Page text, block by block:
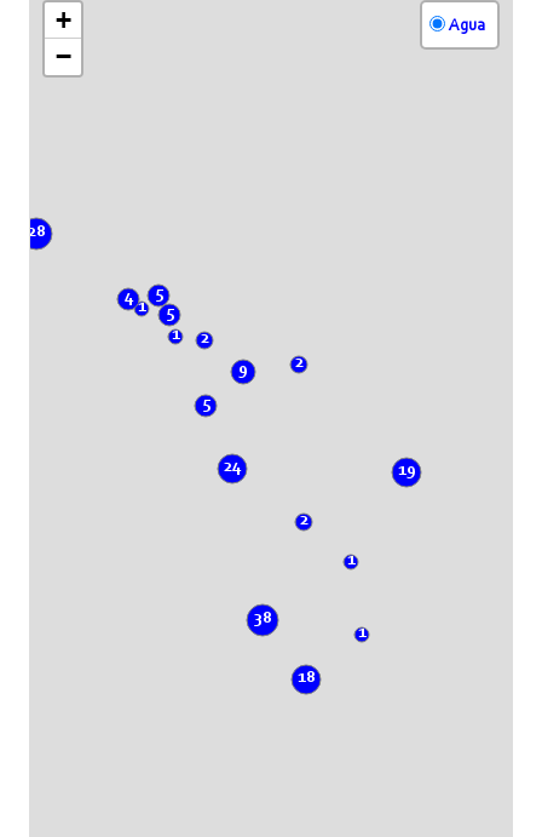
1
1
4 5
28
5
2
18
2
19
38
9
5
1
24
1
2
+
−
Agua